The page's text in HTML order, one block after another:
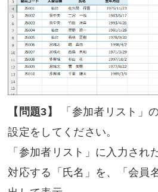
【問題3】
「参加者リスト」
設定をしてください。
「参加者リスト」に入力され
対応する「氏名」を、「会員